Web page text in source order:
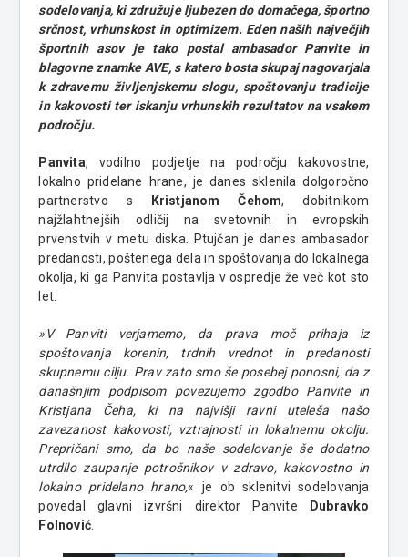
sodelovanja, ki združuje ljubezen do domačega, športno
srčnost, vrhunskost in optimizem. Eden naših največjih
športnih asov je tako postal ambasador Panvite in
blagovne znamke AVE, s katero bosta skupaj nagovarjala
k zdravemu življenjskemu slogu, spoštovanju tradicije
in kakovosti ter iskanju vrhunskih rezultatov na vsakem
področju.
Panvita, vodilno podjetje na področju kakovostne,
lokalno pridelane hrane, je danes sklenila dolgoročno
partnerstvo s
Kristjanom Čehom, dobitnikom
najžlahtnejših odličij na svetovnih in evropskih
prvenstvih v metu diska. Ptujčan je danes ambasador
predanosti, poštenega dela in spoštovanja do lokalnega
okolja, ki ga Panvita postavlja v ospredje že več kot sto
let.
»V Panviti verjamemo, da prava moč prihaja iz
spoštovanja korenin, trdnih vrednot in predanosti
skupnemu cilju. Prav zato smo še posebej ponosni, da z
današnjim podpisom povezujemo zgodbo Panvite in
Kristjana Čeha, ki na najvišji ravni uteleša našo
zavezanost kakovosti, vztrajnosti in lokalnemu okolju.
Prepričani smo, da bo naše sodelovanje še dodatno
utrdilo zaupanje potrošnikov v zdravo, kakovostno in
lokalno pridelano hrano,« je ob sklenitvi sodelovanja
povedal glavni izvršni direktor Panvite
Dubravko
Folnović.